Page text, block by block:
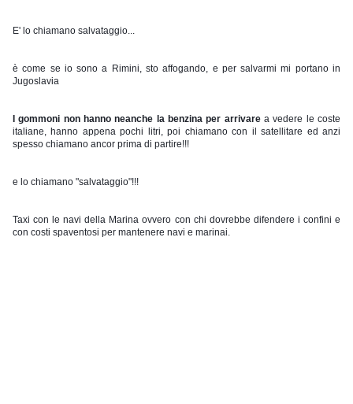
E' lo chiamano salvataggio...
è come se io sono a Rimini, sto affogando, e per salvarmi mi portano in
Jugoslavia
I gommoni non hanno neanche la benzina per arrivare a vedere le coste
italiane, hanno appena pochi litri, poi chiamano con il satellitare ed anzi
spesso chiamano ancor prima di partire!!!
e lo chiamano "salvataggio"!!!
Taxi con le navi della Marina ovvero con chi dovrebbe difendere i confini e
con costi spaventosi per mantenere navi e marinai.